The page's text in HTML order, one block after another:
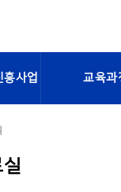
사업 교육과